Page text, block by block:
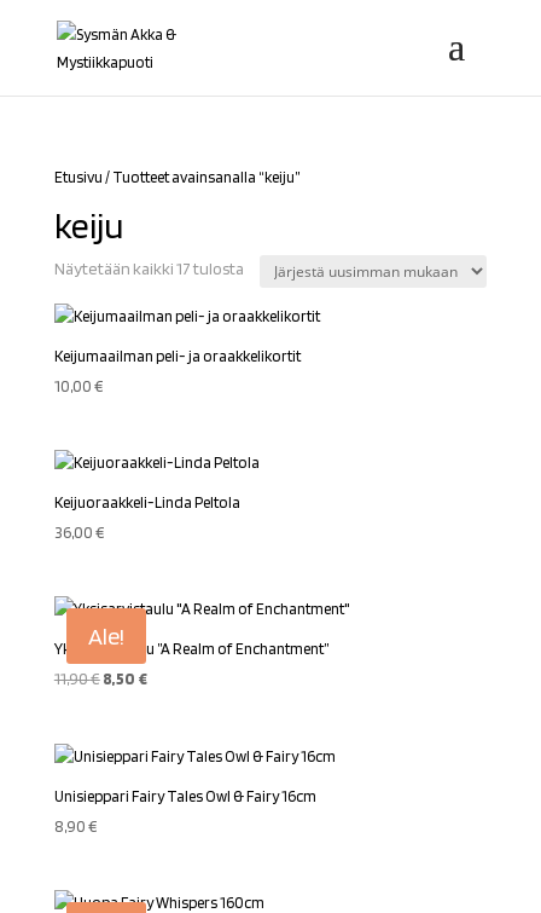
Etusivu / Tuotteet avainsanalla “keiju”
keiju
Näytetään kaikki 17 tulostaSorted
latest
Keijumaailman peli- ja oraakkelikortit
10,00€
Keijuoraakkeli-Linda Peltola
36,00€
Ale!
Yksisarvistaulu ”A Realm of Enchantment”
11,90€ Alkuperäinen
11,90 €.
8,50 €Nykyinen
8,50 €.
Unisieppari Fairy Tales Owl & Fairy 16cm
8,90€